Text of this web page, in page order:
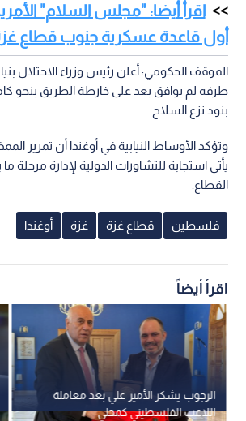
اقرأ أيضا: "مجلس السلام"
أول قاعدة عسكرية جنوب قطاع
الموقف الحكومي: أعلن رئيس وزراء الاحتلال
طرفه لم يوافق بعد على خارطة الطريق بنحو
بنود نزع السلاح.
وتؤكد الأوساط النيابية في أوغندا أن تمرير
يأتي استجابة للتشاورات الدولية لإدارة مرحلة
القطاع.
فلسطين قطاع غزة غزة أوغندا
اقرأ أيضاً
الرجوب يشكر الأمير علي بعد معاملة
اللاعب الفلسطيني كمحلي